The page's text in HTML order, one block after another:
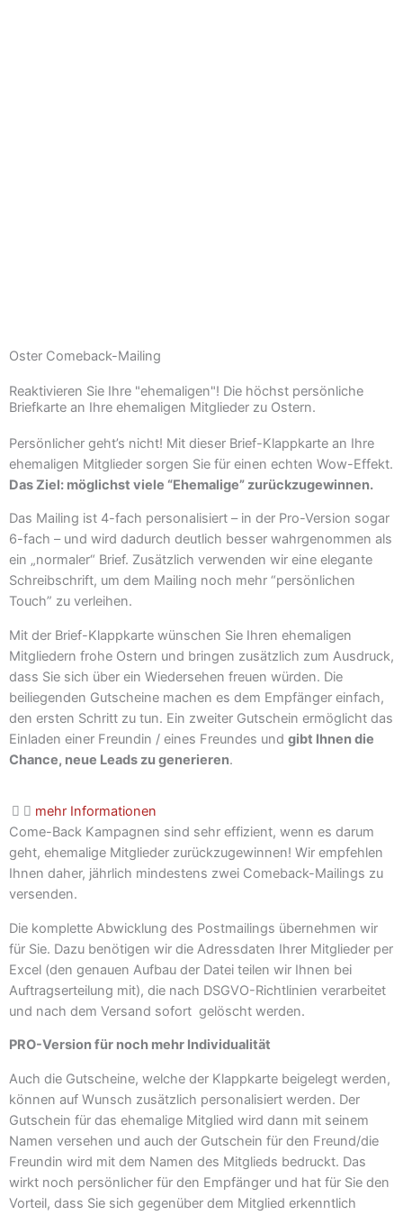
Oster Comeback-Mailing
Reaktivieren Sie Ihre "ehemaligen"! Die höchst persönliche
Briefkarte an Ihre ehemaligen Mitglieder zu Ostern.
Persönlicher geht’s nicht! Mit dieser Brief-Klappkarte an Ihre
ehemaligen Mitglieder sorgen Sie für einen echten Wow-Effekt.
Das Ziel: möglichst viele “Ehemalige” zurückzugewinnen.
Das Mailing ist 4-fach personalisiert – in der Pro-Version sogar
6-fach – und wird dadurch deutlich besser wahrgenommen als
ein „normaler“ Brief. Zusätzlich verwenden wir eine elegante
Schreibschrift, um dem Mailing noch mehr “persönlichen
Touch” zu verleihen.
Mit der Brief-Klappkarte wünschen Sie Ihren ehemaligen
Mitgliedern frohe Ostern und bringen zusätzlich zum Ausdruck,
dass Sie sich über ein Wiedersehen freuen würden. Die
beiliegenden Gutscheine machen es dem Empfänger einfach,
den ersten Schritt zu tun. Ein zweiter Gutschein ermöglicht das
Einladen einer Freundin / eines Freundes und gibt Ihnen die
Chance, neue Leads zu generieren.
mehr Informationen
Come-Back Kampagnen sind sehr effizient, wenn es darum
geht, ehemalige Mitglieder zurückzugewinnen! Wir empfehlen
Ihnen daher, jährlich mindestens zwei Comeback-Mailings zu
versenden.
Die komplette Abwicklung des Postmailings übernehmen wir
für Sie. Dazu benötigen wir die Adressdaten Ihrer Mitglieder per
Excel (den genauen Aufbau der Datei teilen wir Ihnen bei
Auftragserteilung mit), die nach DSGVO-Richtlinien verarbeitet
und nach dem Versand sofort gelöscht werden.
PRO-Version für noch mehr Individualität
Auch die Gutscheine, welche der Klappkarte beigelegt werden,
können auf Wunsch zusätzlich personalisiert werden. Der
Gutschein für das ehemalige Mitglied wird dann mit seinem
Namen versehen und auch der Gutschein für den Freund/die
Freundin wird mit dem Namen des Mitglieds bedruckt. Das
wirkt noch persönlicher für den Empfänger und hat für Sie den
Vorteil, dass Sie sich gegenüber dem Mitglied erkenntlich